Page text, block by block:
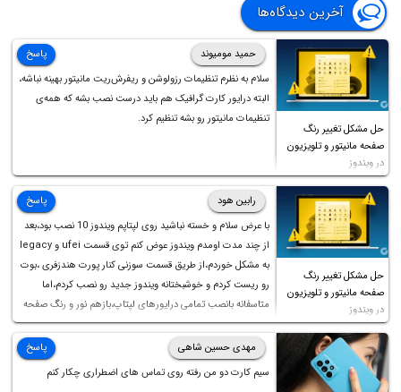
هم‌رده از ۲ نسل قبل مقایسه می‌کنیم. برای خرید سیستمی بهینه‌تر و کسب
اطلاعات بروز در مورد انواع کارت گرافیک، در ادامه مطلب با اینتوتک همراه
باشید.
آخرین دیدگاه‌ها
حل مشکل تغییر رنگ
صفحه مانیتور و تلویزیون
در ویندوز
حمید مومیوند
سلام به نظرم تنظیمات رزولوشن و ریفرش‌ریت مانیتور بهینه نباشه،
البته درایور کارت گرافیک هم باید درست نصب بشه که همه‌ی
تنظیمات مانیتور رو بشه تنظیم کرد.
پاسخ
حل مشکل تغییر رنگ
صفحه مانیتور و تلویزیون
در ویندوز
رابین هود
با عرض سلام و خسته نباشید روی لپتاپم ویندوز 10 نصب بود،بعد
از چند مدت اومدم ویندوز عوض کنم توی قسمت ufei و legacy
به مشکل خوردم،از طریق قسمت سوزنی کنار پورت هندزفری ،بوت
رو ریست کردم و خوشبختانه ویندوز جدید رو نصب کردم،اما
متاسفانه بانصب تمامی درایورهای لپتاپ،بازهم نور و رنگ صفحه
چه موقع کار چه موقع پخش فیلم مثل سابق نیست(نور زیاده و بی
کیفیت)،با ابدیت کردن کارت گرافیک،کالیبره کردن و غیره هم نور و
رنگ درست نشد (انگار تصویر ماته)، خواهشمند است راهنمایی
فرمایید باتشکر
پاسخ
مهدی حسین شاهی
سیم کارت دو من رفته روی تماس های اضطراری چکار کنم
پاسخ